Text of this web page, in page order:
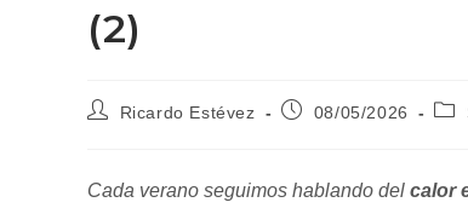
(2)
AutorRicardo Estévez
Publicación
08/05/2026
Cada verano seguimos hablando del calor